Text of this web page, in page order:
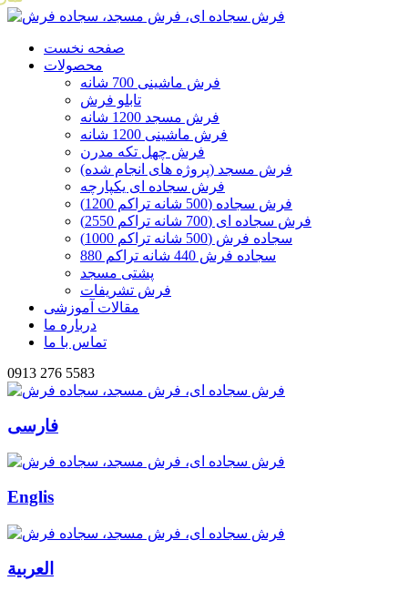
صفحه نخست
محصولات
فرش ماشینی 700 شانه
تابلو فرش
فرش مسجد 1200 شانه
فرش ماشینی 1200 شانه
فرش چهل تکه مدرن
فرش مسجد (پروژه های انجام شده)
فرش سجاده ای یکپارچه
فرش سجاده (500 شانه تراکم 1200)
فرش سجاده ای (700 شانه تراکم 2550)
سجاده فرش (500 شانه تراکم 1000)
سجاده فرش 440 شانه تراکم 880
پشتی مسجد
فرش تشریفات
مقالات آموزشی
درباره ما
تماس با ما
0913 276 5583
فارسی
Englis
العربیة